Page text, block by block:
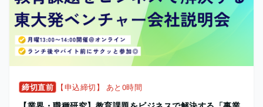
締切直前 【申込締切】 あと0時間